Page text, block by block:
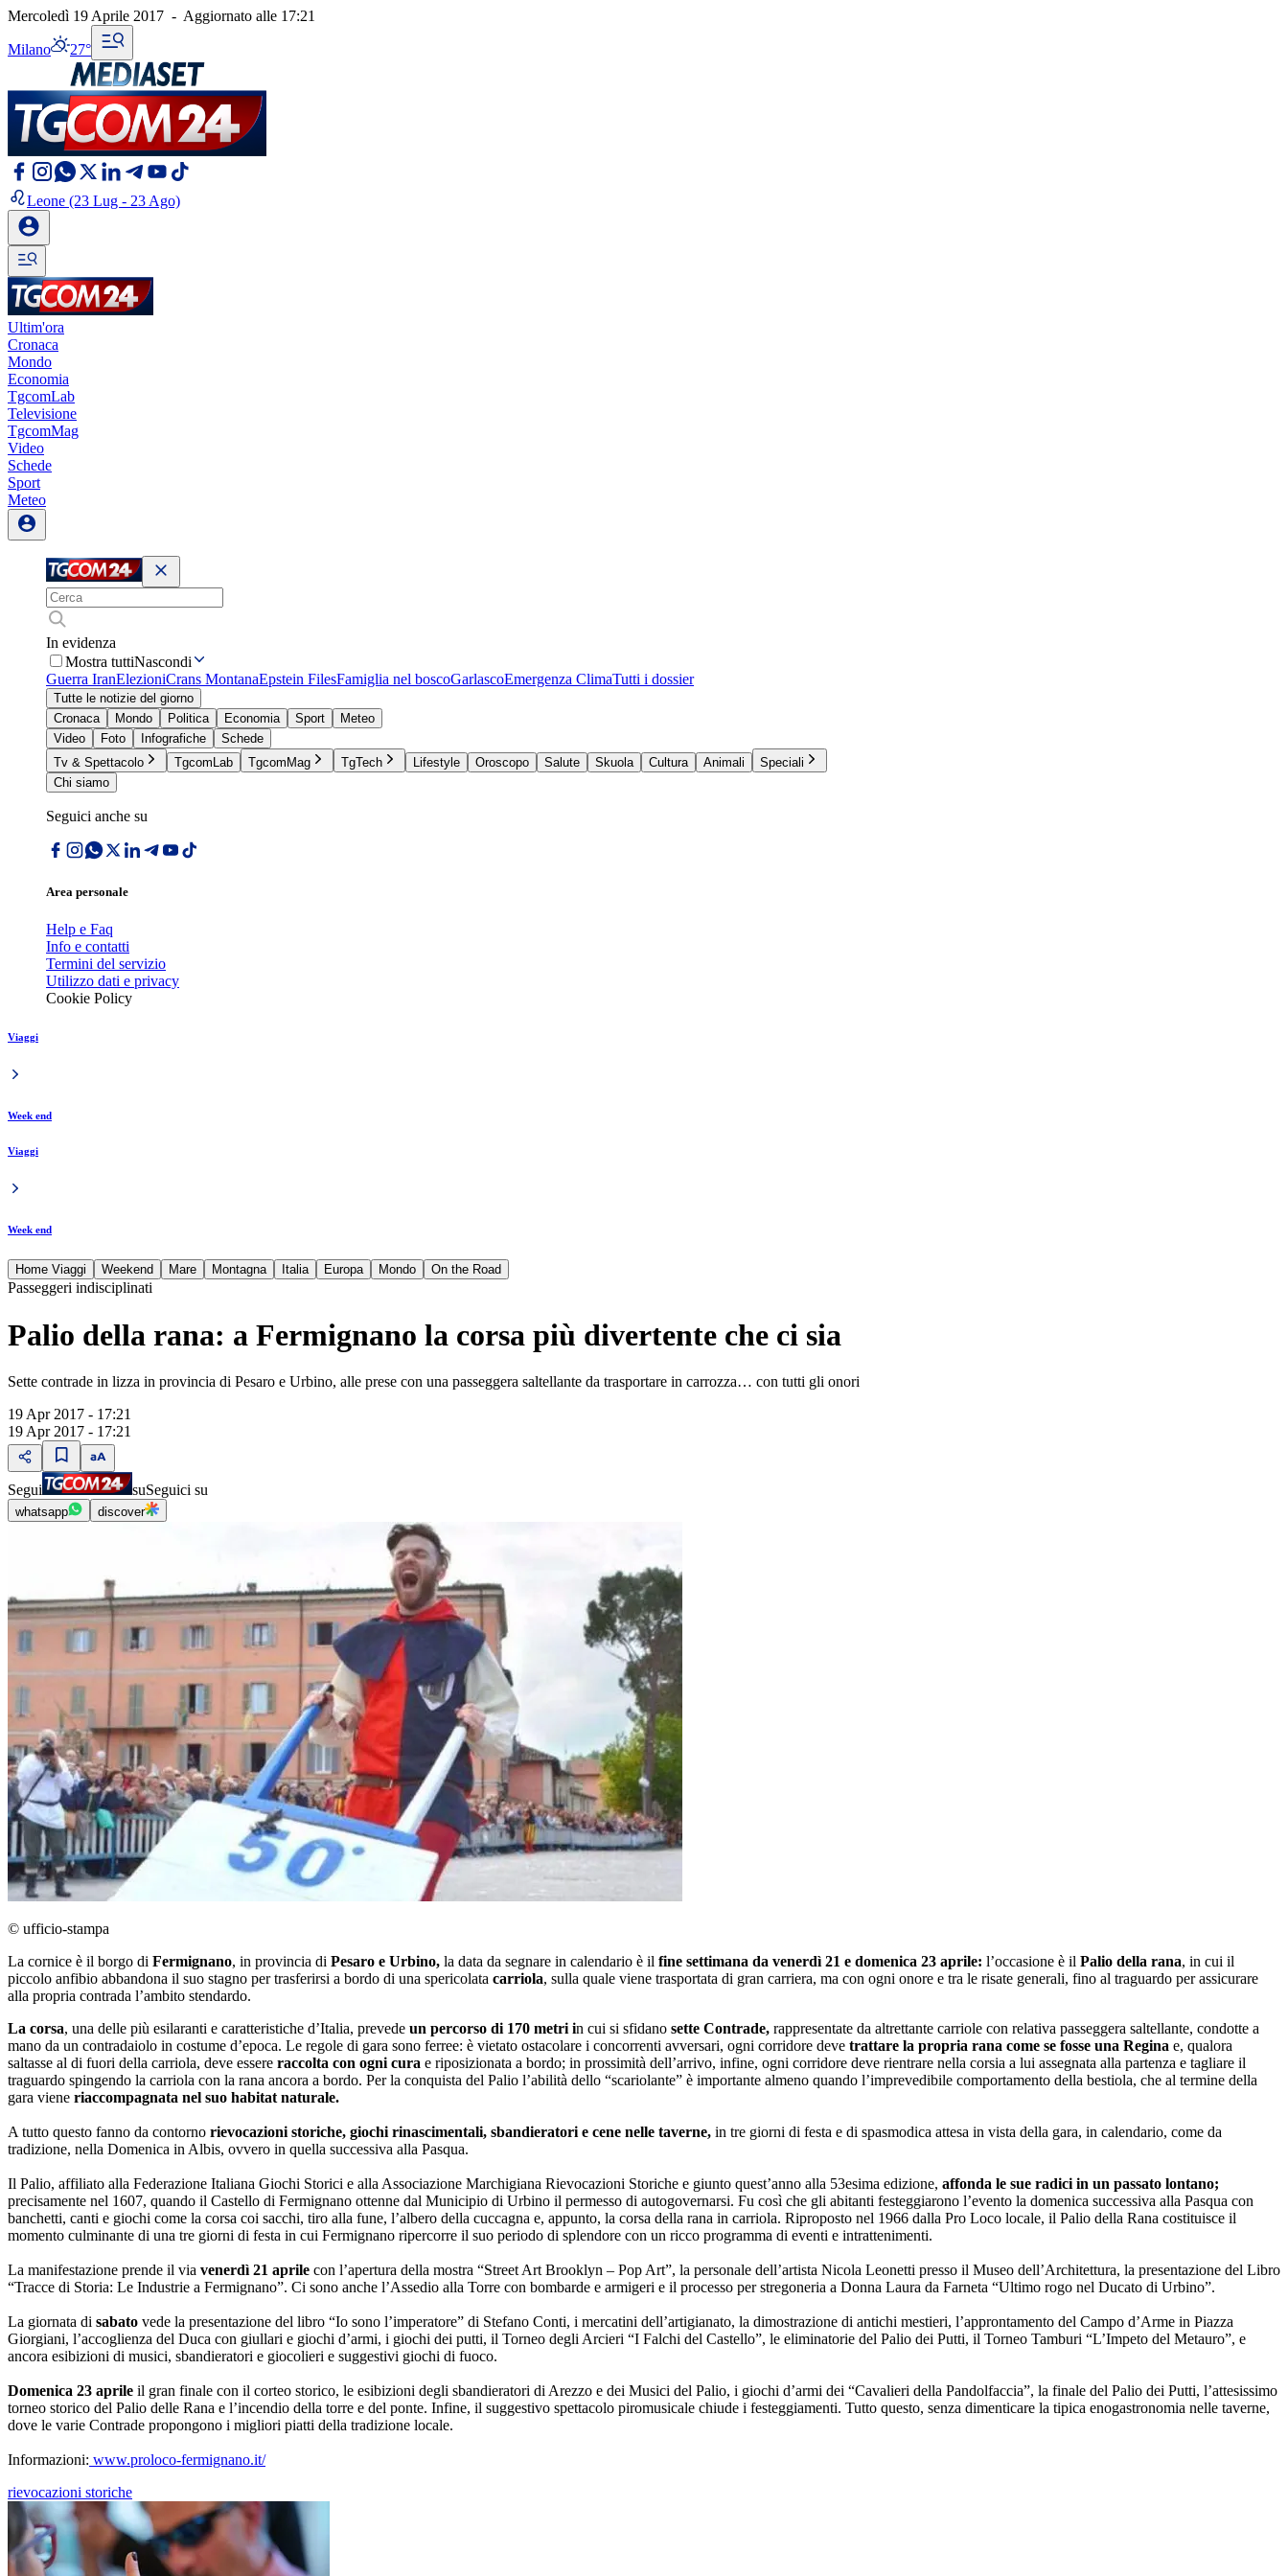
Mercoledì 19 Aprile 2017 - Aggiornato alle 17:21
Milano 27°
Leone (23 Lug - 23 Ago)
Ultim'ora
Cronaca
Mondo
Economia
TgcomLab
Televisione
TgcomMag
Video
Schede
Sport
Meteo
In evidenza
Mostra tuttiNascondi
Guerra IranElezioniCrans MontanaEpstein FilesFamiglia nel boscoGarlascoEmergenza ClimaTutti i dossier
Tutte le notizie del giorno
Cronaca
Mondo Politica Economia Sport
Meteo
Video
Foto Infografiche
Schede
Tv & Spettacolo
TgcomLab TgcomMag TgTech Lifestyle Oroscopo Salute Skuola Cultura Animali
Speciali
Chi siamo
Seguici anche su
Area personale
Help e Faq
Info e contatti
Termini del servizio
Utilizzo dati e privacy
Cookie Policy
Viaggi
Week end
Viaggi
Week end
Home Viaggi Weekend Mare Montagna Italia Europa Mondo On the Road
Passeggeri indisciplinati
Palio della rana: a Fermignano la corsa più divertente che ci sia
Sette contrade in lizza in provincia di Pesaro e Urbino, alle prese con una passeggera saltellante da trasportare in carrozza… con tutti gli onori
19 Apr 2017 - 17:21
19 Apr 2017 - 17:21
Segui suSeguici su
whatsapp discover
© ufficio-stampa
La cornice è il borgo di Fermignano, in provincia di Pesaro e Urbino, la data da segnare in calendario è il fine settimana da venerdì 21 e domenica 23 aprile: l’occasione è il Palio della rana, in cui il
piccolo anfibio abbandona il suo stagno per trasferirsi a bordo di una spericolata carriola, sulla quale viene trasportata di gran carriera, ma con ogni onore e tra le risate generali, fino al traguardo per assicurare
alla propria contrada l’ambito stendardo.
La corsa, una delle più esilaranti e caratteristiche d’Italia, prevede un percorso di 170 metri in cui si sfidano sette Contrade, rappresentate da altrettante carriole con relativa passeggera saltellante, condotte a
mano da un contradaiolo in costume d’epoca. Le regole di gara sono ferree: è vietato ostacolare i concorrenti avversari, ogni corridore deve trattare la propria rana come se fosse una Regina e, qualora
saltasse al di fuori della carriola, deve essere raccolta con ogni cura e riposizionata a bordo; in prossimità dell’arrivo, infine, ogni corridore deve rientrare nella corsia a lui assegnata alla partenza e tagliare il
traguardo spingendo la carriola con la rana ancora a bordo. Per la conquista del Palio l’abilità dello “scariolante” è importante almeno quando l’imprevedibile comportamento della bestiola, che al termine della
gara viene riaccompagnata nel suo habitat naturale.
A tutto questo fanno da contorno rievocazioni storiche, giochi rinascimentali, sbandieratori e cene nelle taverne, in tre giorni di festa e di spasmodica attesa in vista della gara, in calendario, come da
tradizione, nella Domenica in Albis, ovvero in quella successiva alla Pasqua.
Il Palio, affiliato alla Federazione Italiana Giochi Storici e alla Associazione Marchigiana Rievocazioni Storiche e giunto quest’anno alla 53esima edizione, affonda le sue radici in un passato lontano;
precisamente nel 1607, quando il Castello di Fermignano ottenne dal Municipio di Urbino il permesso di autogovernarsi. Fu così che gli abitanti festeggiarono l’evento la domenica successiva alla Pasqua con
banchetti, canti e giochi come la corsa coi sacchi, tiro alla fune, l’albero della cuccagna e, appunto, la corsa della rana in carriola. Riproposto nel 1966 dalla Pro Loco locale, il Palio della Rana costituisce il
momento culminante di una tre giorni di festa in cui Fermignano ripercorre il suo periodo di splendore con un ricco programma di eventi e intrattenimenti.
La manifestazione prende il via venerdì 21 aprile con l’apertura della mostra “Street Art Brooklyn – Pop Art”, la personale dell’artista Nicola Leonetti presso il Museo dell’Architettura, la presentazione del Libro
“Tracce di Storia: Le Industrie a Fermignano”. Ci sono anche l’Assedio alla Torre con bombarde e armigeri e il processo per stregoneria a Donna Laura da Farneta “Ultimo rogo nel Ducato di Urbino”.
La giornata di sabato vede la presentazione del libro “Io sono l’imperatore” di Stefano Conti, i mercatini dell’artigianato, la dimostrazione di antichi mestieri, l’approntamento del Campo d’Arme in Piazza
Giorgiani, l’accoglienza del Duca con giullari e giochi d’armi, i giochi dei putti, il Torneo degli Arcieri “I Falchi del Castello”, le eliminatorie del Palio dei Putti, il Torneo Tamburi “L’Impeto del Metauro”, e
ancora esibizioni di musici, sbandieratori e giocolieri e suggestivi giochi di fuoco.
Domenica 23 aprile il gran finale con il corteo storico, le esibizioni degli sbandieratori di Arezzo e dei Musici del Palio, i giochi d’armi dei “Cavalieri della Pandolfaccia”, la finale del Palio dei Putti, l’attesissimo
torneo storico del Palio delle Rana e l’incendio della torre e del ponte. Infine, il suggestivo spettacolo piromusicale chiude i festeggiamenti. Tutto questo, senza dimenticare la tipica enogastronomia nelle taverne,
dove le varie Contrade propongono i migliori piatti della tradizione locale.
Informazioni: www.proloco-fermignano.it/
rievocazioni storiche